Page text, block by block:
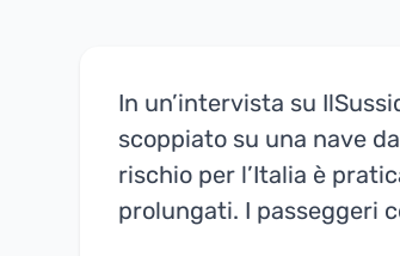
In un’intervista su
scoppiato su una nave
rischio per l’Italia è
prolungati. I passeggeri